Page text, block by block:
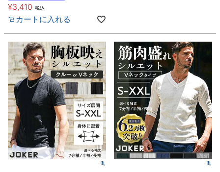
¥3,410 税込
カートに入れる